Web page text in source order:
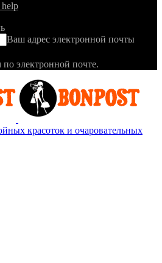
Ваш адрес электронной почты
электронной почте.
красоток и очаровательных